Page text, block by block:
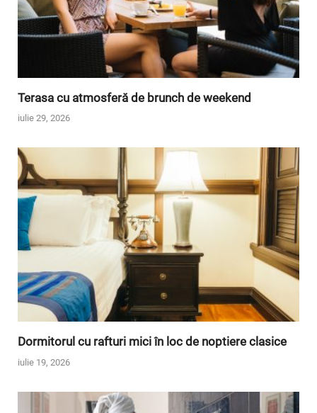
Terasa cu atmosferă de brunch de weekend
iulie 29, 2026
Dormitorul cu rafturi mici în loc de noptiere clasice
iulie 19, 2026